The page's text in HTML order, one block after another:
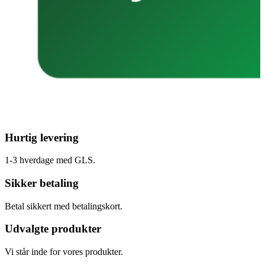
Hurtig levering
1-3 hverdage med GLS.
Sikker betaling
Betal sikkert med betalingskort.
Udvalgte produkter
Vi står inde for vores produkter.